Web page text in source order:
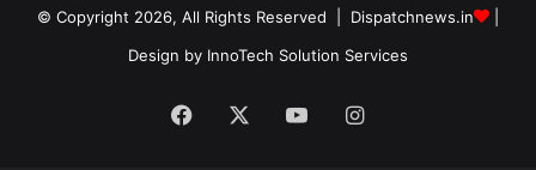
© Copyright 2026, All Rights Reserved | Dispatchnews.in
Design by InnoTech Solution Services
Facebook YouTubeInstagram